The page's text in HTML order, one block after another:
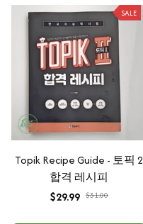
SALE
Topik Recipe Guide - 토픽 2
합격 레시피
$29.99 $31.00